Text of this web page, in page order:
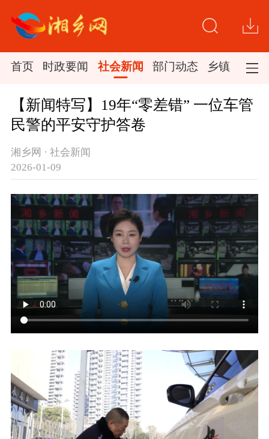
首页 时政要闻 社会新闻 部门动态 乡镇新闻
【新闻特写】19年“零差错” 一位车管
民警的平安守护答卷
湘乡网 · 社会新闻
2026-01-09